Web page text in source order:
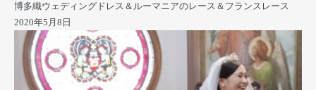
博多織ウェディングドレス＆ルーマニアのレース＆フランスレース
2020年5月8日